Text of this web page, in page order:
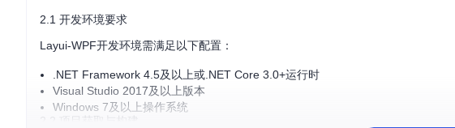
2.1 开发环境要求
Layui-WPF开发环境需满足以下配置：
.NET Framework 4.5及以上或.NET Core 3.0+运行时
Visual Studio 2017及以上版本
Windows 7及以上操作系统
2.2 项目获取与构建